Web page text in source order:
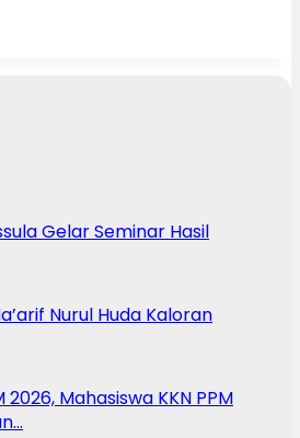
Gelar Seminar Hasil
Nurul Huda Kaloran
2026, Mahasiswa KKN PPM